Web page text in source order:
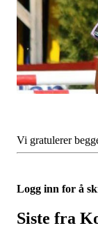
Vi gratulerer
Logg inn for å
Siste fra